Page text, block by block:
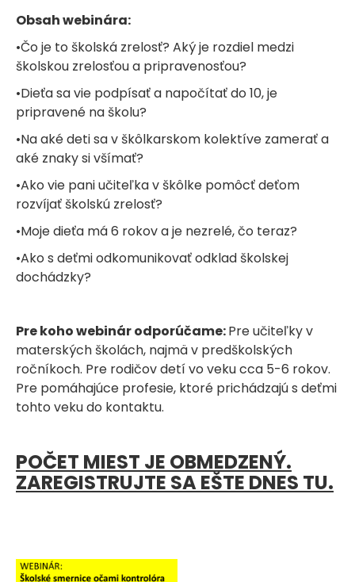
Obsah webinára:
•Čo je to školská zrelosť? Aký je rozdiel medzi
školskou zrelosťou a pripravenosťou?
•Dieťa sa vie podpísať a napočítať do 10, je
pripravené na školu?
•Na aké deti sa v škôlkarskom kolektíve zamerať a
aké znaky si všímať?
•Ako vie pani učiteľka v škôlke pomôcť deťom
rozvíjať školskú zrelosť?
•Moje dieťa má 6 rokov a je nezrelé, čo teraz?
•Ako s deťmi odkomunikovať odklad školskej
dochádzky?
Pre koho webinár odporúčame:Pre učiteľky v
materských školách, najmä v predškolských
ročníkoch. Pre rodičov detí vo veku cca 5-6 rokov.
Pre pomáhajúce profesie, ktoré prichádzajú s deťmi
tohto veku do kontaktu.
POČET MIEST JE OBMEDZENÝ.
ZAREGISTRUJTE SA EŠTE DNES TU.